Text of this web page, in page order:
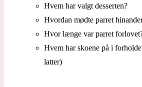
Hvem har valgt desserten?
Hvordan mødte parret
Hvor længe var parret
Hvem har skoene på i
latter)